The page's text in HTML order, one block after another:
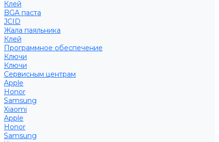
Клей
BGA паста
JCID
Жала паяльника
Клей
Программное обеспечение
Ключи
Ключи
Сервисным центрам
Apple
Honor
Samsung
Xiaomi
Apple
Honor
Samsung